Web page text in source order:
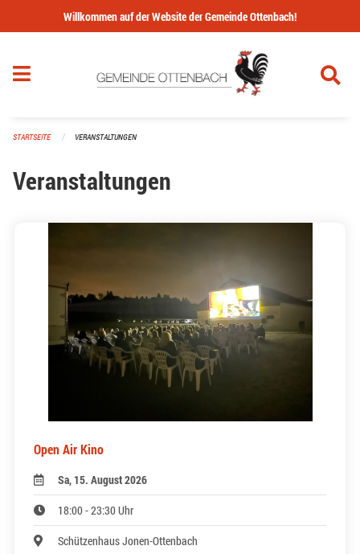
Navigation überspringen
Willkommen auf der Website der Gemeinde Ottenbach!
STARTSEITE VERANSTALTUNGEN
Veranstaltungen
Open Air Kino
Sa, 15. August 2026
18:00 - 23:30 Uhr
Schützenhaus Jonen-Ottenbach